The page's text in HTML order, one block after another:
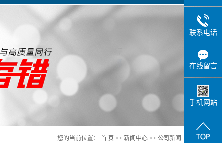
您的当前位置： 首 页 >> 新闻中心 >> 公司新闻
联系电话
在线留言
手机网站